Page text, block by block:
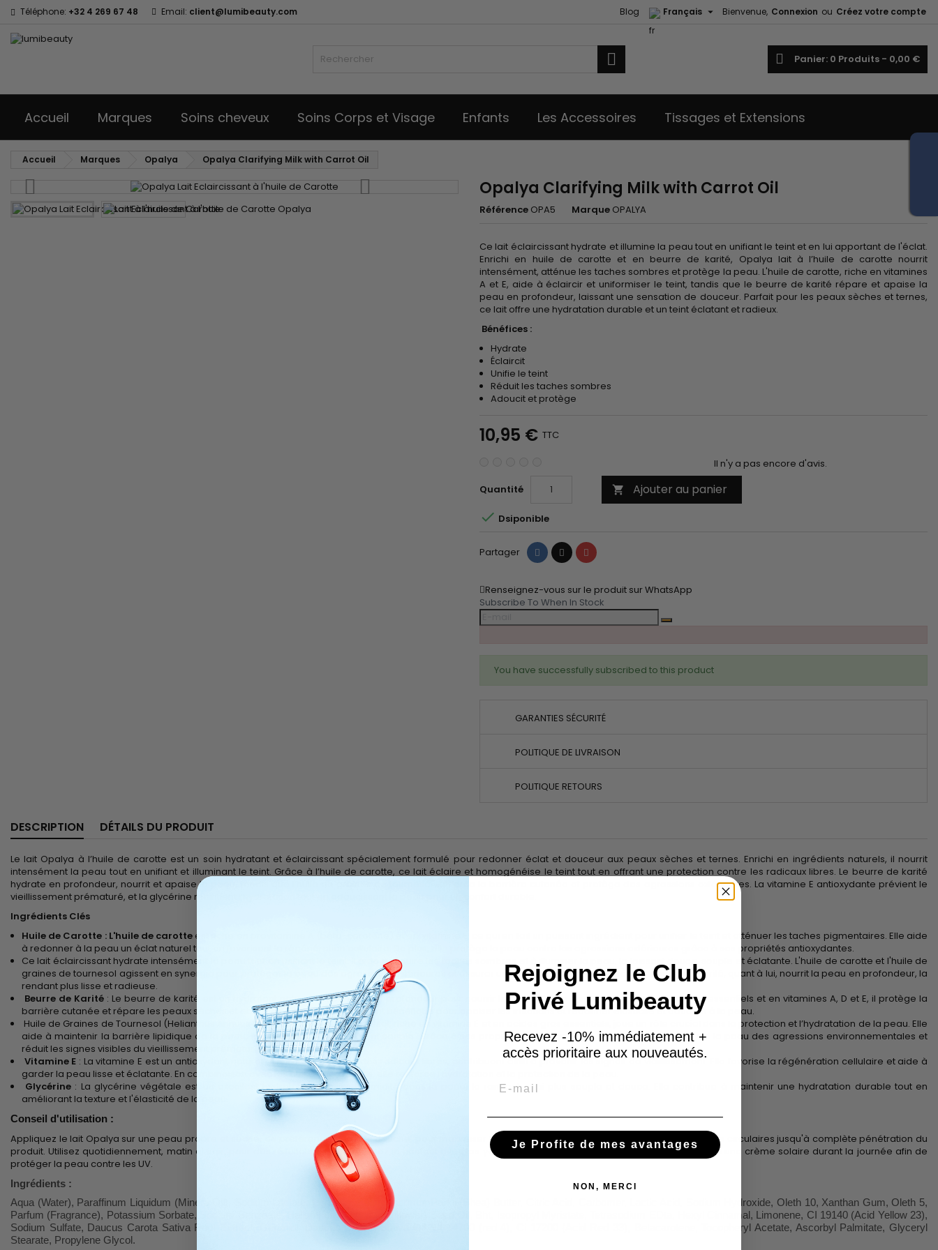
Téléphone: +32 4 269 67 48 Email: client@lumibeauty.com Bienvenue, Connexion ou Créez votre compte
Français 
Blog
Panier 0 Produits - 0,00 €
Accueil Marques Soins cheveux Soins Corps et Visage Enfants Les Accessoires Tissages et Extensions
Accueil Marques Opalya Opalya Clarifying Milk with Carrot Oil
Opalya Clarifying Milk with Carrot Oil
Référence OPA5 Marque OPALYA
Ce lait éclaircissant hydrate et illumine la peau tout en unifiant le teint et en lui apportant de l'éclat.
Enrichi en huile de carotte et en beurre de karité, Opalya lait à l’huile de carotte nourrit
intensément, atténue les taches sombres et protège la peau. L'huile de carotte, riche en vitamines
A et E, aide à éclaircir et uniformiser le teint, tandis que le beurre de karité répare et apaise la
peau en profondeur, laissant une sensation de douceur. Parfait pour les peaux sèches et ternes,
ce lait offre une hydratation durable et un teint éclatant et radieux.
Bénéfices :
Hydrate
Éclaircit
Unifie le teint
Réduit les taches sombres
Adoucit et protège
10,95 € TTC
Il n'y a pas encore d'avis.
Quantité
 Ajouter au panier
 Dsiponible
Partager PartagerTweet Pinterest
Renseignez-vous sur le produit sur WhatsApp
Subscribe To When In Stock
You have successfully subscribed to this product
GARANTIES SÉCURITÉ
POLITIQUE DE LIVRAISON
POLITIQUE RETOURS
DESCRIPTION DÉTAILS DU PRODUIT
Le lait Opalya à l’huile de carotte est un soin hydratant et éclaircissant spécialement formulé pour redonner éclat et douceur aux peaux sèches et ternes. Enrichi en ingrédients naturels, il nourrit
intensément la peau tout en unifiant et illuminant le teint. Grâce à l’huile de carotte, ce lait éclaire et homogénéise le teint tout en offrant une protection contre les radicaux libres. Le beurre de karité
hydrate en profondeur, nourrit et apaise la peau, tandis que l’huile de graines de tournesol renforce la barrière cutanée et protège des agressions extérieures. La vitamine E antioxydante prévient le
vieillissement prématuré, et la glycérine maintient l’hydratation tout en adoucissant la peau pour un confort durable.
Ingrédients Clés
Huile de Carotte : L'huile de carotte est riche en provitamine A (bêta-carotène) et en vitamine E, ce qui en fait un puissant ingrédient pour unifier le teint et atténuer les taches pigmentaires. Elle aide
à redonner à la peau un éclat naturel tout en favorisant la régénération cellulaire. De plus, elle protège la peau contre les agressions extérieures grâce à ses propriétés antioxydantes.
Ce lait éclaircissant hydrate intensément la peau tout en unifiant le teint. Il aide à réduire les taches sombres et à illuminer la peau, la laissant douce, souple et éclatante. L'huile de carotte et l'huile de
graines de tournesol agissent en synergie pour protéger la peau des agressions extérieures et assurer une hydratation longue durée. Le beurre de karité, quant à lui, nourrit la peau en profondeur, la
rendant plus lisse et radieuse.
Beurre de Karité : Le beurre de karité est un hydratant naturel qui pénètre en profondeur pour nourrir la peau. Grâce à sa richesse en acides gras essentiels et en vitamines A, D et E, il protège la
barrière cutanée et répare les peaux sèches et abîmées. Il est particulièrement bénéfique pour apaiser les irritations et redonner élasticité et douceur à la peau.
Huile de Graines de Tournesol (Helianthus Annuus Seed Oil) : L’huile de tournesol, riche en vitamine E et en acides gras essentiels, joue un rôle crucial dans la protection et l’hydratation de la peau. Elle
aide à maintenir la barrière lipidique de la peau, la gardant ainsi hydratée et souple. Grâce à ses propriétés antioxydantes, elle protège également la peau des agressions environnementales et
réduit les signes visibles du vieillissement prématuré.
Vitamine E : La vitamine E est un antioxydant naturel qui protège la peau des radicaux libres, contribuant ainsi à prévenir les signes de vieillissement. Elle favorise la régénération cellulaire et aide à
garder la peau lisse et éclatante. En combinaison avec les autres ingrédients, elle renforce l'hydratation et la protection de la peau.
Glycérine : La glycérine végétale est un excellent hydratant qui attire l'humidité dans la peau, la rendant ainsi plus souple et douce. Elle contribue à maintenir une hydratation durable tout en
améliorant la texture et l'élasticité de la peau.
Conseil d'utilisation :
Appliquez le lait Opalya sur une peau propre et sèche, de préférence après la douche, pour maximiser l'absorption. Massez délicatement en mouvements circulaires jusqu'à complète pénétration du
produit. Utilisez quotidiennement, matin et soir, pour des résultats optimaux. Évitez le contact avec les yeux. Pour une efficacité renforcée, combinez avec une crème solaire durant la journée afin de
protéger la peau contre les UV.
Ingrédients :
Aqua (Water), Paraffinum Liquidum (Minera Oil), Sodium Lactate, Glycerin, ButyrospermumParkii (Shea) Butter, Citric Acid, Carbomer, Lactic Acid, Sodium Hydroxide, Oleth 10, Xanthan Gum, Oleth 5,
Parfum (Fragrance), Potassium Sorbate, Sodium Benzoate, Helianthus Annuus (Sunflower) Seed Oil, Bht, Isopropyl Myristate, Tetrasodium EDta, Hexyl Cinnamal, Limonene, CI 19140 (Acid Yellow 23),
Sodium Sulfate, Daucus Carota Sativa Root Extract, Geraniol, Daucus CArota Sativa Oil, CI 14700 (red 4), Ci 17200 (Acid Red 33), Betacarotene, Tocopheryl Acetate, Ascorbyl Palmitate, Glyceryl
Stearate, Propylene Glycol.
Rejoignez le Club
Privé Lumibeauty
Recevez -10% immédiatement +
accès prioritaire aux nouveautés.
Je Profite de mes avantages
NON, MERCI